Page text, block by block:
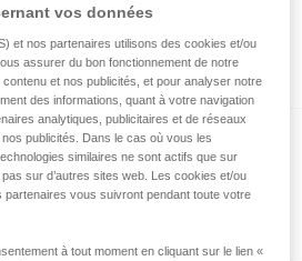
en autonomie.
des exemples de techniques
Il peut en exister d’autres
pas ici.
NEWTON® version
européenne
Harnais d'antichute
NEWTON® version
internationale
Harnais d'antichute
vos données
et nos partenaires utilisons des cookies et/ou
assurer du bon fonctionnement de notre
et nos publicités, et pour analyser notre
des informations, quant à votre navigation
analytiques, publicitaires et de réseaux
publicités. Dans le cas où vous les
similaires ne sont actifs que sur
sur d’autres sites web. Les cookies et/ou
partenaires vous suivront pendant toute votre
à tout moment en cliquant sur le lien «